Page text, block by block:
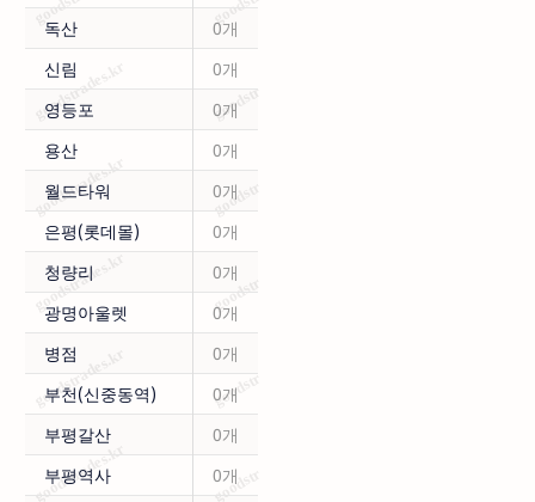
독산
0개
신림
0개
영등포
0개
용산
0개
월드타워
0개
은평(롯데몰)
0개
청량리
0개
광명아울렛
0개
병점
0개
부천(신중동역)
0개
부평갈산
0개
부평역사
0개